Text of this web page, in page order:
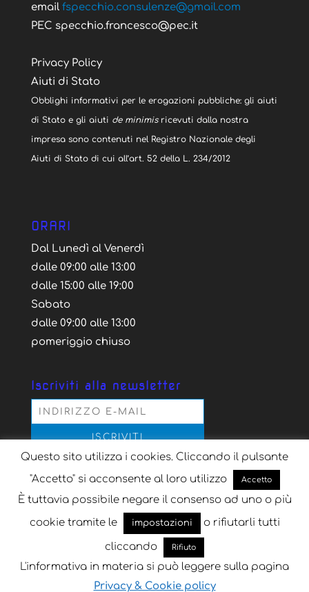
email fspecchio.consulenze@gmail.com
PEC specchio.francesco@pec.it
Privacy Policy
Aiuti di Stato
Obblighi informativi per le erogazioni pubbliche: gli aiuti
di Stato e gli aiuti de minimisricevuti dalla nostra
impresa sono contenuti nel Registro Nazionale degli
Aiuti di Stato di cui all’art. 52 della L. 234/2012
ORARI
Dal Lunedì al Venerdì
dalle 09:00 alle 13:00
dalle 15:00 alle 19:00
Sabato
dalle 09:00 alle 13:00
pomeriggio chiuso
Iscriviti alla newsletter
Acconsento al trattamento dei dati personali
secondo la normativa vigente, per il solo scopo
dell'iscrizione alla newsletter
Progettato daKey Seven| Sviluppato da
Questo sito utilizza i cookies. Cliccando il pulsante
"Accetto" si acconsente al loro utilizzo
Accetto
È tuttavia possibile negare il consenso ad uno o più
cookie tramite le
impostazioni o rifiutarli tutti
cliccando Rifiuto
L'informativa in materia si può leggere sulla pagina
Privacy & Cookie policy